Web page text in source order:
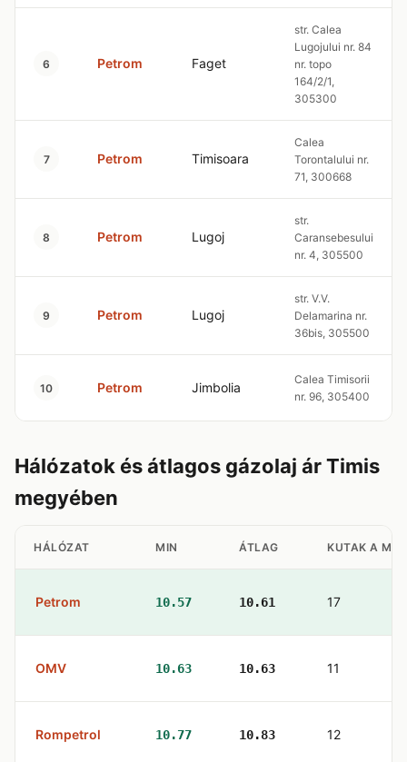
6 Petrom Faget
str. Calea
Lugojului nr. 84
nr. topo
164/2/1,
305300
7 Petrom Timisoara
Calea
Torontalului nr.
71, 300668
8 Petrom Lugoj
str.
Caransebesului
nr. 4, 305500
9 Petrom Lugoj
str. V.V.
Delamarina nr.
36bis, 305500
10 Petrom Jimbolia
Calea Timisorii
nr. 96, 305400
Hálózatok és átlagos gázolaj ár Timis
megyében
HÁLÓZAT MIN ÁTLAG KUTAK A
Petrom 10.57 10.61 17
OMV 10.63 10.63 11
Rompetrol 10.77 10.83 12